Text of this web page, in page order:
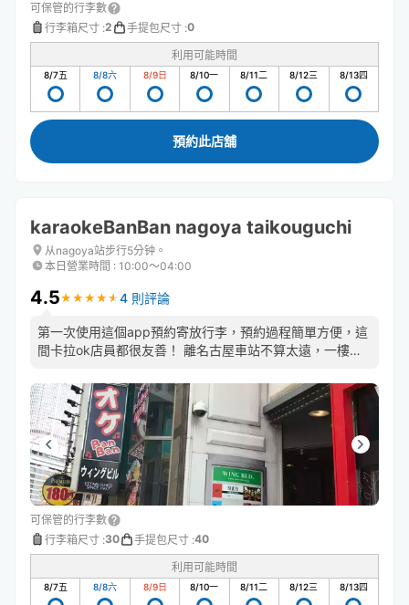
可保管的行李數
行李箱尺寸 :2 手提包尺寸 :0
利用可能時間
8/7五 8/8六 8/9日 8/10一 8/11二 8/12三 8/13四
預約此店舖
karaokeBanBan nagoya taikouguchi
从nagoya站步行5分钟。
本日營業時間 : 10:00〜04:00
4.5★ ★ ★ ★ ★
★ ★ ★ ★ ★ 4 則評論
第一次使用這個app預約寄放行李，預約過程簡單方便，這
間卡拉ok店員都很友善！ 離名古屋車站不算太遠，一樓有
需要斟酌一下，除此之外都很棒～
可保管的行李數
行李箱尺寸 :30 手提包尺寸 :40
利用可能時間
8/7五 8/8六 8/9日 8/10一 8/11二 8/12三 8/13四